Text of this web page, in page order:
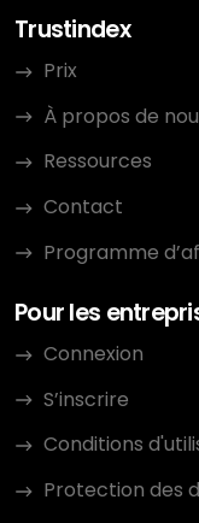
Trustindex
Prix
À propos de
Ressources
Contact
Programme
Pour les
Connexion
S’inscrire
Conditions
Protection des